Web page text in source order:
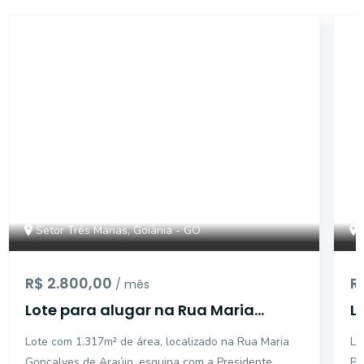
Setor Três Marias, Goiânia - GO
R$ 2.800,00 / mês
Lote para alugar na Rua Maria
a Presidente Tancredo Neves, no
Lote com 1.317m² de área, localizado na Rua Maria